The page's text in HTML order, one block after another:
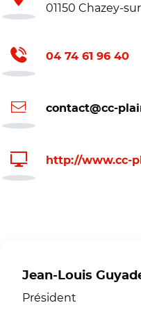
01150 Chazey-
04 74 61 96 40
contact@cc-
http://www.cc-
Jean-Louis
Président